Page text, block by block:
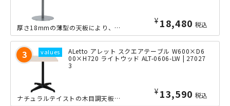
¥ 18,480 税込
厚さ18mmの薄型の天板により、軽量化されたリフレッシュテーブルの広々使える直径...
ALetto アレット スクエアテーブル W600×D6
00×H720 ライトウッド ALT-0606-LW | 27027
3
¥ 13,590 税込
ナチュラルテイストの木目調天板とブラックフレームを組み合わせることで、トレンド感...